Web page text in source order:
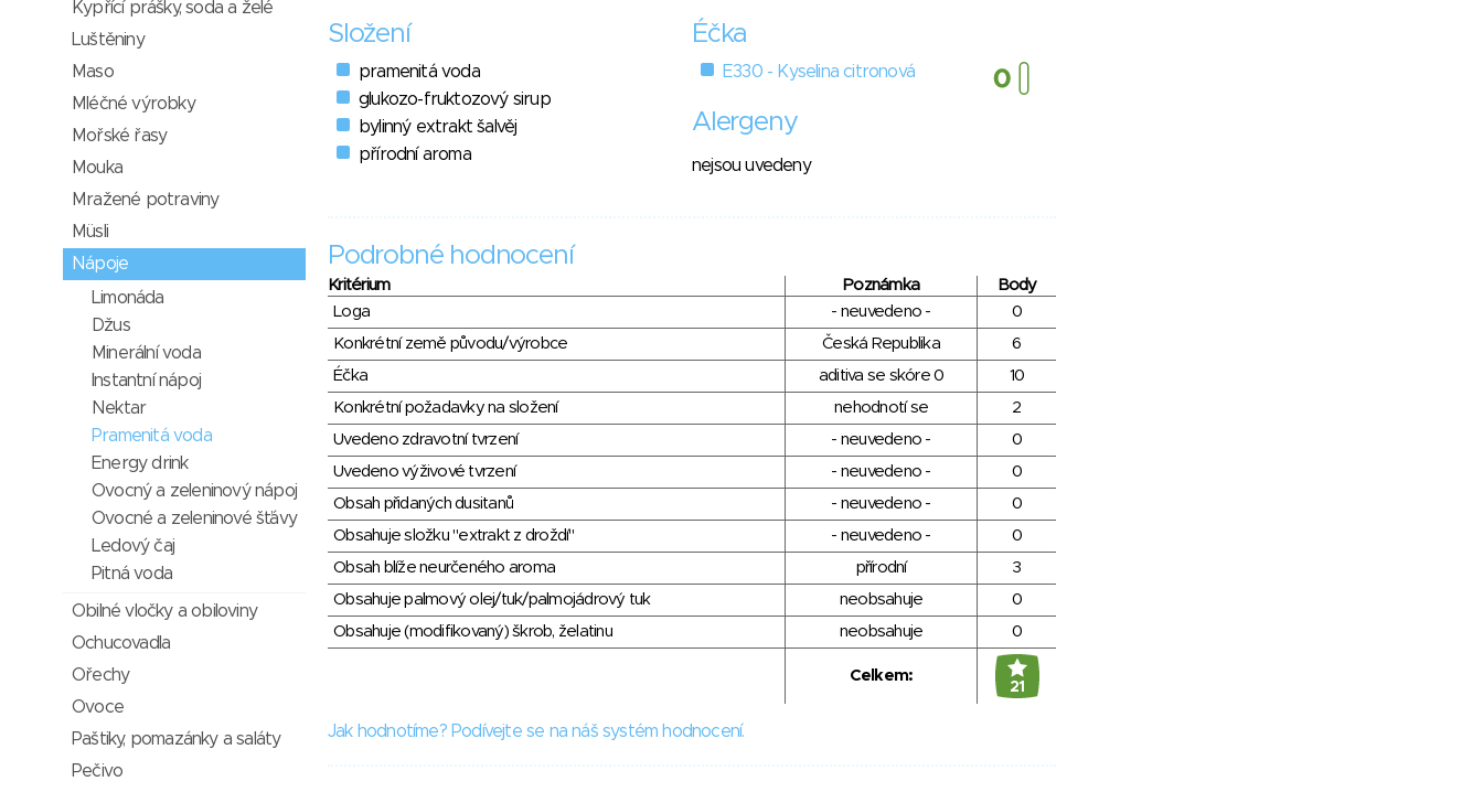
Složení
pramenitá voda
glukozo-fruktozový sirup
bylinný extrakt šalvěj
přírodní aroma
Éčka
E330 - Kyselina citronová
Alergeny
nejsou uvedeny
Podrobné hodnocení
Kritérium Poznámka
Body
Loga
- neuvedeno -
0
Konkrétní země původu/výrobce
Česká Republika
6
Éčka
aditiva se skóre 0
10
Konkrétní požadavky na složení
nehodnotí se
2
Uvedeno zdravotní tvrzení
- neuvedeno -
0
Uvedeno výživové tvrzení
- neuvedeno -
0
Obsah přidaných dusitanů
- neuvedeno -
0
Obsahuje složku "extrakt z droždí"
- neuvedeno -
0
Obsah blíže neurčeného aroma
přírodní
3
Obsahuje palmový olej/tuk/palmojádrový tuk
neobsahuje
0
Obsahuje (modifikovaný) škrob, želatinu
neobsahuje 0
Celkem:
21
Jak hodnotíme? Podívejte se na náš systém hodnocení.
Kypřící prášky, soda a želé
Luštěniny
Maso
Mléčné výrobky
Mořské řasy
Mouka
Mražené potraviny
Müsli
Nápoje
Limonáda
Džus
Minerální voda
Instantní nápoj
Nektar
Pramenitá voda
Energy drink
Ovocný a zeleninový nápoj
Ovocné a zeleninové šťávy
Ledový čaj
Pitná voda
Obilné vločky a obiloviny
Ochucovadla
Ořechy
Ovoce
Paštiky, pomazánky a saláty
Pečivo